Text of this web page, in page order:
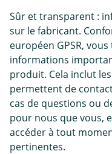
Sûr et transparent :
sur le fabricant.
européen GPSR,
informations
produit. Cela inclut
permettent de
cas de questions ou
pour nous que vous,
accéder à tout
pertinentes.